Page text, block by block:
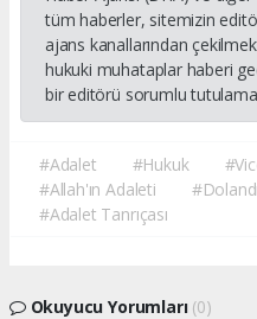
tüm haberler, sitemizin
ajans kanallarından
hukuki muhataplar haberi
bir editörü sorumlu
#Adalet #Hukuk
#Allah'ın Adaleti
#Adalet Tanrıçası
Okuyucu Yorumları (0)